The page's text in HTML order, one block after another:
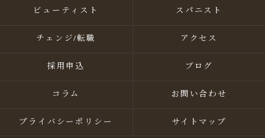
ビューティスト スパニスト
チェンジ/転職 アクセス
採用申込 ブログ
コラム お問い合わせ
プライバシーポリシー サイトマップ